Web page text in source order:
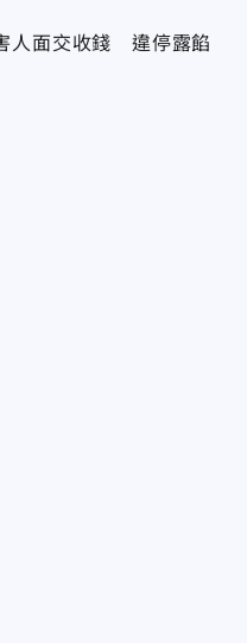
人面交收錢 違停露餡